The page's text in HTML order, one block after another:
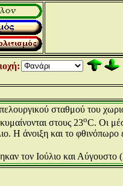
σταθμού του
στους 23οC. Οι
Η άνοιξη και το φθινόπωρο
τον Ιούλιο και Αύγουστο